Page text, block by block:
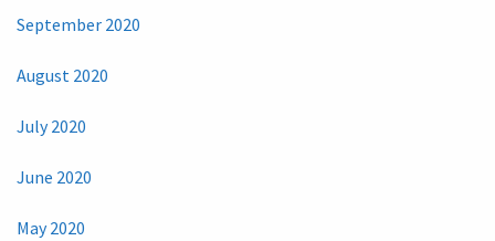
September 2020
August 2020
July 2020
June 2020
May 2020